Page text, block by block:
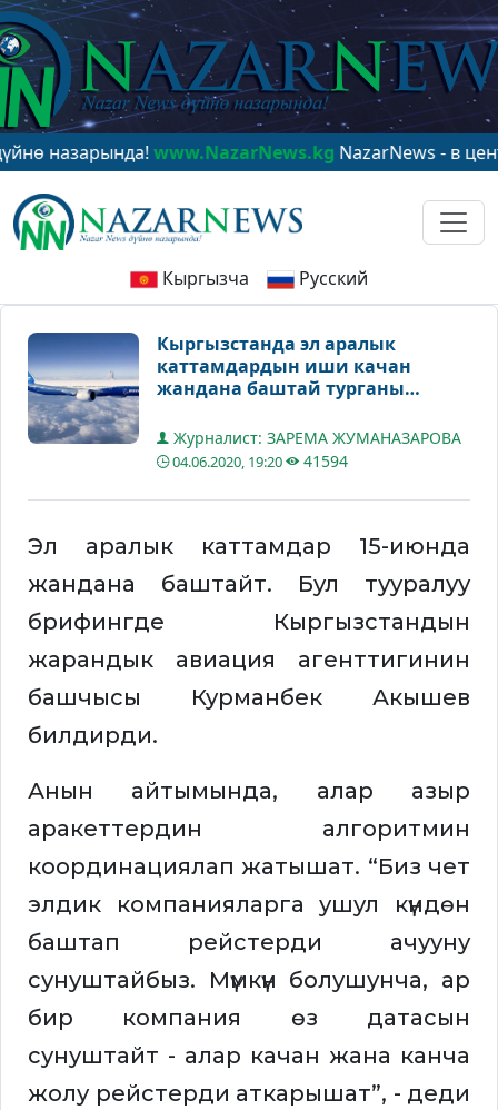
www.NazarNews.kgNazarNews - в центре
Кыргызча Русский
Кыргызстанда эл аралык
каттамдардын иши качан
жандана баштай турганы
Журналист: ЗАРЕМА ЖУМАНАЗАРОВА
04.06.2020, 19:20 41594
Эл аралык каттамдар 15-июнда
жандана баштайт. Бул тууралуу
брифингде Кыргызстандын
жарандык авиация агенттигинин
башчысы Курманбек Акышев
билдирди.
Анын айтымында, алар азыр
аракеттердин алгоритмин
координациялап жатышат. “Биз чет
элдик компанияларга ушул күндөн
баштап рейстерди ачууну
сунуштайбыз. Мүмкүн болушунча, ар
бир компания өз датасын
сунуштайт - алар качан жана канча
жолу рейстерди аткарышат”, - деди